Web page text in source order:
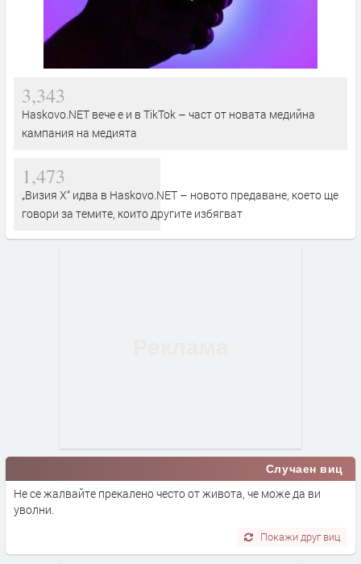
3,343
Haskovo.NET вече е и в TikTok – част от новата медийна
кампания на медията
1,473
„Визия Х“ идва в Haskovo.NET – новото предаване, което ще
говори за темите, които другите избягват
Случаен виц
Не се жалвайте прекалено често от живота, че може да ви
уволни.
Покажи друг виц